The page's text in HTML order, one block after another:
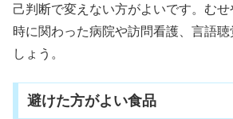
己判断で変えない方がよいです。む
時に関わった病院や訪問看護、言語聴
しょう。
避けた方がよい食品